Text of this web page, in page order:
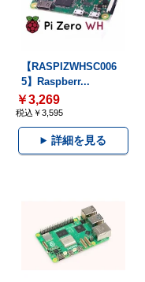
【RASPIZWHSC006
5】Raspberr...
￥3,269
税込￥3,595
詳細を見る